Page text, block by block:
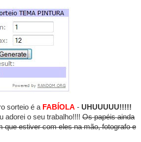
sorteio é a FABÍOLA - UHUUUUU!!!!!
adorei o seu trabalho!!!! Os papéis ainda
que estiver com eles na mão, fotografo e